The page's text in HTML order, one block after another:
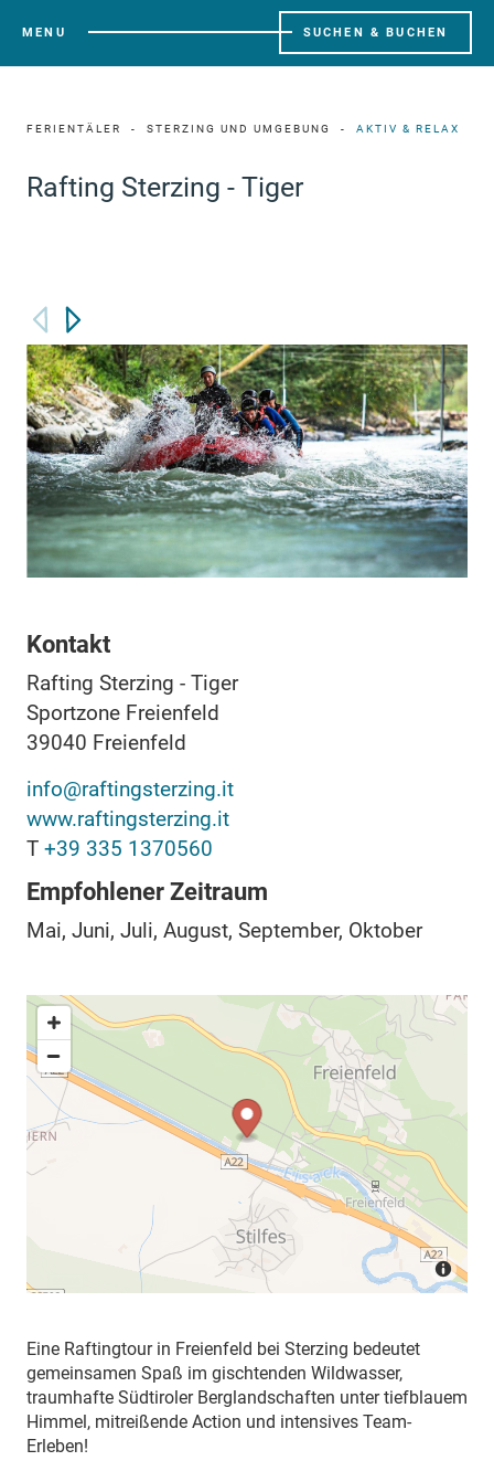
MENU SUCHEN & BUCHEN
FERIENTÄLER STERZING UND UMGEBUNG AKTIV & RELAX
Rafting Sterzing - Tiger
Kontakt
Rafting Sterzing - Tiger
Sportzone Freienfeld
39040 Freienfeld
info@raftingsterzing.it
www.raftingsterzing.it
T +39 335 1370560
Empfohlener Zeitraum
Mai, Juni, Juli, August, September, Oktober
Eine Raftingtour in Freienfeld bei Sterzing bedeutet
gemeinsamen Spaß im gischtenden Wildwasser,
traumhafte Südtiroler Berglandschaften unter tiefblauem
Himmel, mitreißende Action und intensives Team-
Erleben!